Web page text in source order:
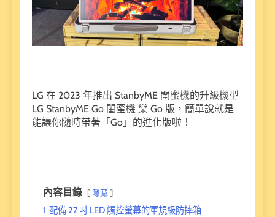
LG 在 2023 年推出 StanbyME 閨蜜機的升級機型
LG StanbyME Go 閨蜜機 樂 Go 版，簡單說就是
能讓你隨時帶著「Go」的進化版啦！
內容目錄 隱藏
1 配備 27 吋 LED 觸控螢幕的軍規級防摔箱